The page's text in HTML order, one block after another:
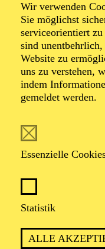
Wir verwenden
Sie möglichst
serviceorientiert
sind
Website zu
uns zu verstehen,
indem
gemeldet werden.
Essenzielle
Statistik
ALLE
ESSENER
TICKETS
74,00 69,00 55,00 41,00
AALTO MUSIKTHEATER
19:00 - 21:30